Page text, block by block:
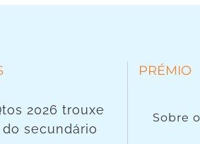
2026 trouxe
secundário
PRÉMIO
Sobre